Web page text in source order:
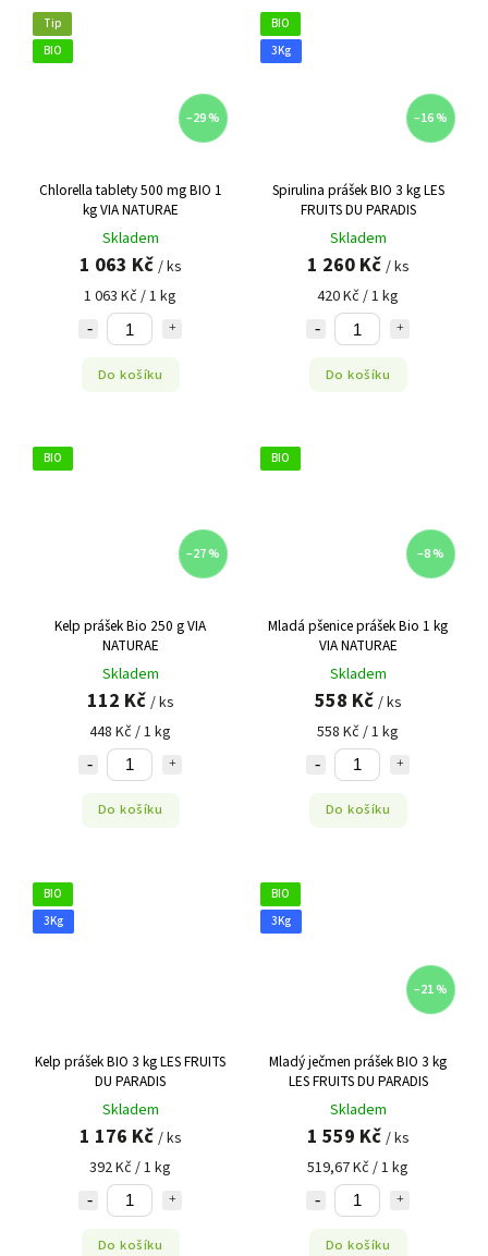
Tip
BIO
–29 %
Chlorella tablety 500 mg BIO 1
kg VIA NATURAE
Skladem
1 063 Kč / ks
1 063 Kč / 1 kg
Do košíku
BIO
3Kg
–16 %
Spirulina prášek BIO 3 kg LES
FRUITS DU PARADIS
Skladem
1 260 Kč / ks
420 Kč / 1 kg
Do košíku
BIO
–27 %
Kelp prášek Bio 250 g VIA
NATURAE
Skladem
112 Kč / ks
448 Kč / 1 kg
Do košíku
BIO
–8 %
Mladá pšenice prášek Bio 1 kg
VIA NATURAE
Skladem
558 Kč / ks
558 Kč / 1 kg
Do košíku
BIO
3Kg
Kelp prášek BIO 3 kg LES FRUITS
DU PARADIS
Skladem
1 176 Kč / ks
392 Kč / 1 kg
Do košíku
BIO
3Kg
–21 %
Mladý ječmen prášek BIO 3 kg
LES FRUITS DU PARADIS
Skladem
1 559 Kč / ks
519,67 Kč / 1 kg
Do košíku